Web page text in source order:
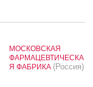
МОСКОВСКАЯ
ФАРМАЦЕВТИЧЕСКА
Я ФАБРИКА (Россия)